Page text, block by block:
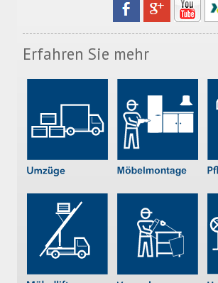
Erfahren Sie mehr